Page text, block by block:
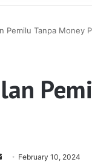
Pemilu Tanpa Money
Send February 10, 2024